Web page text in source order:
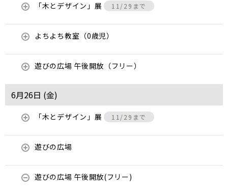
「木とデザイン」展 11/29まで
よちよち教室（0歳児）
遊びの広場 午後開放（フリー）
6月26日 (金)
「木とデザイン」展 11/29まで
遊びの広場
遊びの広場 午後開放(フリー)